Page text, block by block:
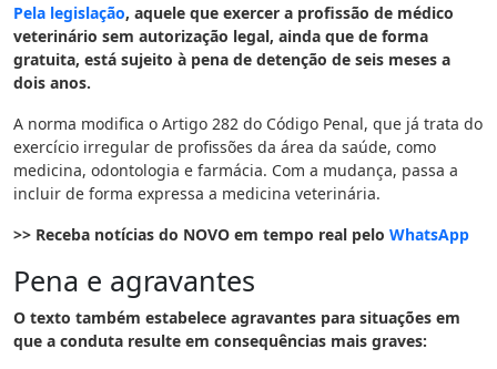
Pela legislação, aquele que exercer a profissão de médico
veterinário sem autorização legal, ainda que de forma
gratuita, está sujeito à pena de detenção de seis meses a
dois anos.
A norma modifica o Artigo 282 do Código Penal, que já trata do
exercício irregular de profissões da área da saúde, como
medicina, odontologia e farmácia. Com a mudança, passa a
incluir de forma expressa a medicina veterinária.
>> Receba notícias do NOVO em tempo real pelo WhatsApp
Pena e agravantes
O texto também estabelece agravantes para situações em
que a conduta resulte em consequências mais graves: